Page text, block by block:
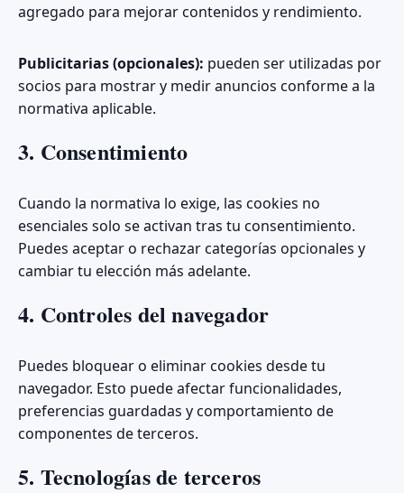
agregado para mejorar contenidos y rendimiento.
Publicitarias (opcionales): pueden ser utilizadas por
socios para mostrar y medir anuncios conforme a la
normativa aplicable.
3. Consentimiento
Cuando la normativa lo exige, las cookies no
esenciales solo se activan tras tu consentimiento.
Puedes aceptar o rechazar categorías opcionales y
cambiar tu elección más adelante.
4. Controles del navegador
Puedes bloquear o eliminar cookies desde tu
navegador. Esto puede afectar funcionalidades,
preferencias guardadas y comportamiento de
componentes de terceros.
5. Tecnologías de terceros